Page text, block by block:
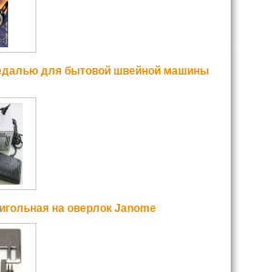
для бытовой швейной машины
на оверлок Janome